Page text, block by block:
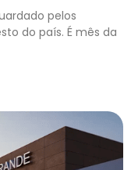
pelos
do país. É mês da